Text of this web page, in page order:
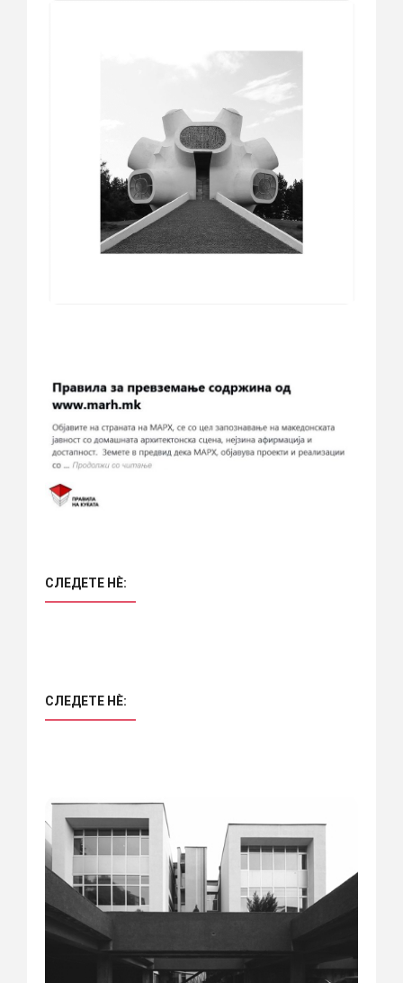
СЛЕДЕТЕ НÈ:
СЛЕДЕТЕ НÈ: